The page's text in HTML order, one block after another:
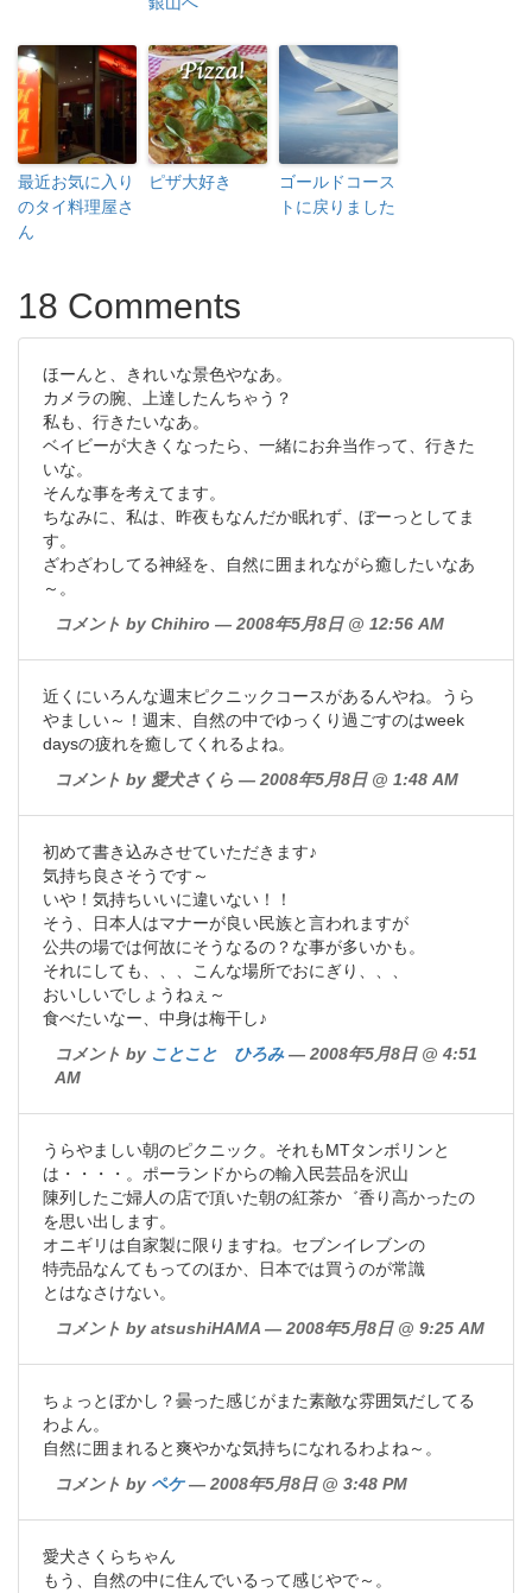
最近お気に入り
のタイ料理屋さ
ん
ピザ大好き
ゴールドコース
トに戻りました
18 Comments
ほーんと、きれいな景色やなあ。
カメラの腕、上達したんちゃう？
私も、行きたいなあ。
ベイビーが大きくなったら、一緒にお弁当作って、行きた
いな。
そんな事を考えてます。
ちなみに、私は、昨夜もなんだか眠れず、ぼーっとしてま
す。
ざわざわしてる神経を、自然に囲まれながら癒したいなあ
～。
コメント by Chihiro — 2008年5月8日 @ 12:56 AM
近くにいろんな週末ピクニックコースがあるんやね。うら
やましい～！週末、自然の中でゆっくり過ごすのはweek
daysの疲れを癒してくれるよね。
コメント by 愛犬さくら — 2008年5月8日 @ 1:48 AM
初めて書き込みさせていただきます♪
気持ち良さそうです～
いや！気持ちいいに違いない！！
そう、日本人はマナーが良い民族と言われますが
公共の場では何故にそうなるの？な事が多いかも。
それにしても、、、こんな場所でおにぎり、、、
おいしいでしょうねぇ～
食べたいなー、中身は梅干し♪
コメント by ことこと ひろみ— 2008年5月8日 @ 4:51
AM
うらやましい朝のピクニック。それもMTタンボリンと
は・・・・。ポーランドからの輸入民芸品を沢山
陳列したご婦人の店で頂いた朝の紅茶か゛香り高かったの
を思い出します。
オニギリは自家製に限りますね。セブンイレブンの
特売品なんてもってのほか、日本では買うのが常識
とはなさけない。
コメント by atsushiHAMA — 2008年5月8日 @ 9:25 AM
ちょっとぼかし？曇った感じがまた素敵な雰囲気だしてる
わよん。
自然に囲まれると爽やかな気持ちになれるわよね～。
コメント by ペケ— 2008年5月8日 @ 3:48 PM
愛犬さくらちゃん
もう、自然の中に住んでいるって感じやで～。